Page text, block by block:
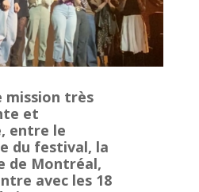
mission très
et
entre le
du festival, la
de Montréal,
avec les 18